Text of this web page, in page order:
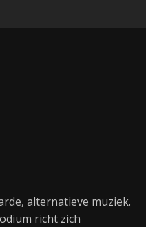
alternatieve muziek.
richt zich